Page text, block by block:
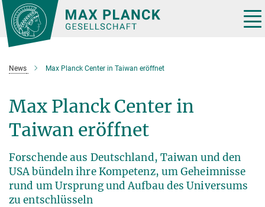
Hauptinhalt
News Max Planck Center in Taiwan eröffnet
Max Planck Center in
Taiwan eröffnet
Forschende aus Deutschland, Taiwan und den
USA bündeln ihre Kompetenz, um Geheimnisse
rund um Ursprung und Aufbau des Universums
zu entschlüsseln